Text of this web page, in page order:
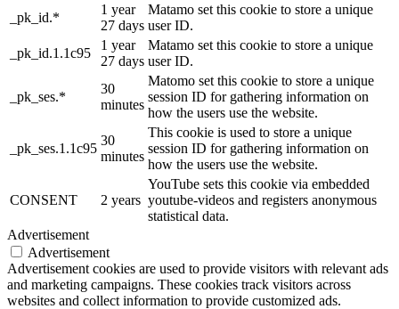
_pk_id.*
1 year
27 days
Matamo set this cookie to store a unique
user ID.
_pk_id.1.1c95
1 year
27 days
Matamo set this cookie to store a unique
user ID.
_pk_ses.*
30
minutes
Matomo set this cookie to store a unique
session ID for gathering information on
how the users use the website.
_pk_ses.1.1c95
30
minutes
This cookie is used to store a unique
session ID for gathering information on
how the users use the website.
CONSENT 2 years
YouTube sets this cookie via embedded
youtube-videos and registers anonymous
statistical data.
Advertisement
Advertisement
Advertisement cookies are used to provide visitors with relevant ads
and marketing campaigns. These cookies track visitors across
websites and collect information to provide customized ads.